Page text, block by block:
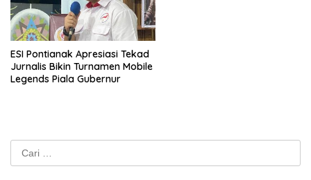
ESI Pontianak Apresiasi Tekad
Jurnalis Bikin Turnamen Mobile
Legends Piala Gubernur
Cari
untuk: